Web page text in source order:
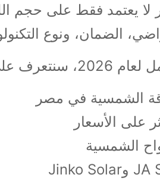
لا يعتمد فقط على حجم
الضمان، ونوع
على:
الشمسية في مصر
على الأسعار
الشمسية